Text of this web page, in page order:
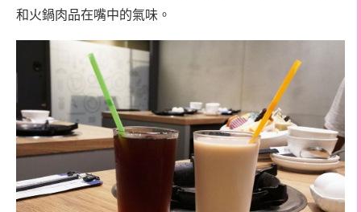
和火鍋肉品在嘴中的氣味。